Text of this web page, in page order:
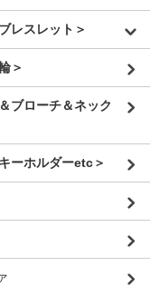
レスレット＞
＞
ブローチ＆ネック
ーホルダーetc＞